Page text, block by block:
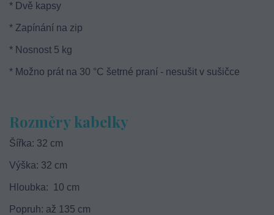
* Dvě kapsy
* Zapínání na zip
* Nosnost 5 kg
* Možno prát na 30 °C šetrné praní - nesušit v sušičce
Rozměry kabelky
Šířka: 32 cm
Výška: 32 cm
Hloubka: 10 cm
Popruh: až 135 cm